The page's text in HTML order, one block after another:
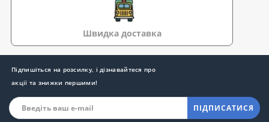
Швидка доставка
Підпишіться на розсилку, і дізнавайтеся про
акції та знижки першими!
ПІДПИСАТИСЯ